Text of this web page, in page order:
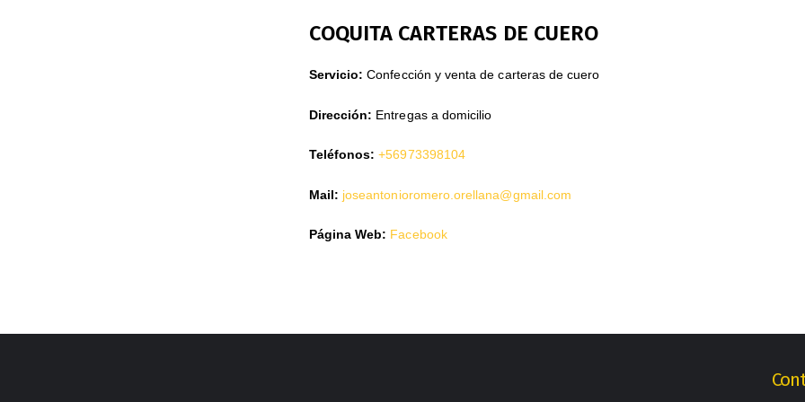
COQUITA CARTERAS DE CUERO
Servicio: Confección y venta de carteras de cuero
Dirección: Entregas a domicilio
Teléfonos:+56973398104
Mail: joseantonioromero.orellana@gmail.com
Página Web: Facebook